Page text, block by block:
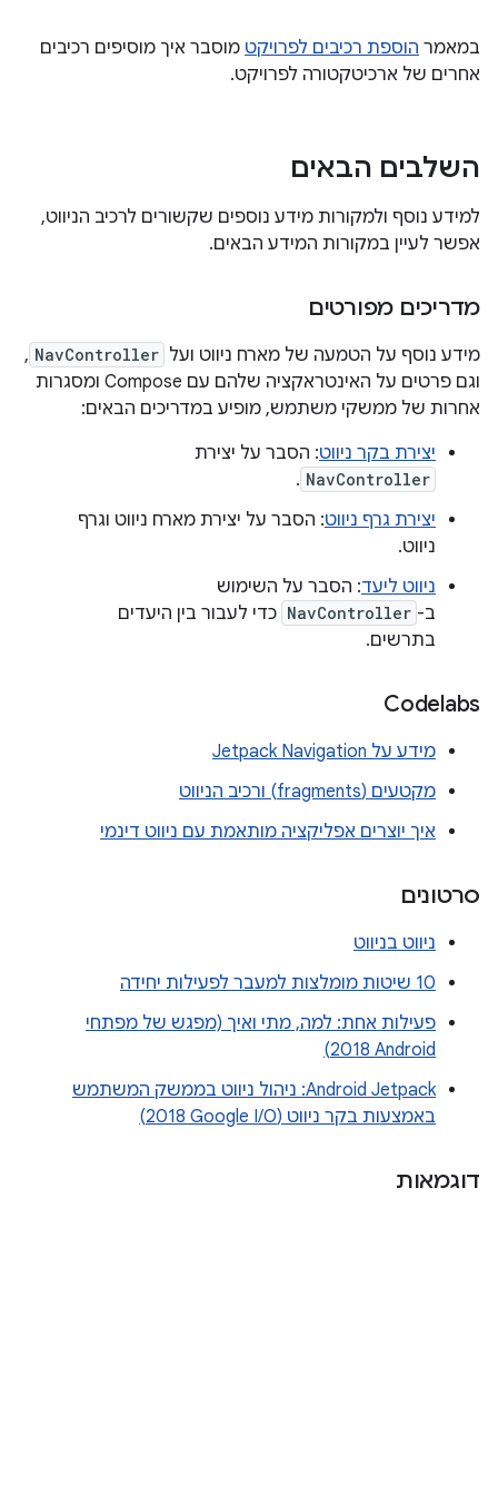
במאמר הוספת רכיבים לפרויקט מוסבר איך מוסיפים רכיבים
אחרים של ארכיטקטורה לפרויקט.
השלבים הבאים
למידע נוסף ולמקורות מידע נוספים שקשורים לרכיב הניווט,
אפשר לעיין במקורות המידע הבאים.
מדריכים מפורטים
מידע נוסף על הטמעה של מארח ניווט ועל NavController
,
וגם פרטים על האינטראקציה שלהם עם Compose ומסגרות
אחרות של ממשקי משתמש, מופיע במדריכים הבאים:
יצירת בקר ניווט: הסבר על יצירת
NavController
.
יצירת גרף ניווט: הסבר על יצירת מארח ניווט וגרף
ניווט.
ניווט ליעד: הסבר על השימוש
ב- NavController כדי לעבור בין היעדים
בתרשים.
Codelabs
מידע על Jetpack Navigation
מקטעים (fragments) ורכיב הניווט
איך יוצרים אפליקציה מותאמת עם ניווט דינמי
סרטונים
ניווט בניווט
10 שיטות מומלצות למעבר לפעילות יחידה
פעילות אחת: למה, מתי ואיך (מפגש של מפתחי
Android‏ 2018)
Android Jetpack: ניהול ניווט בממשק המשתמש
באמצעות בקר ניווט (Google I/O‏ 2018)
דוגמאות